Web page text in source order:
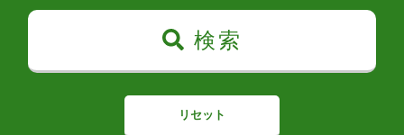
検索
リセット